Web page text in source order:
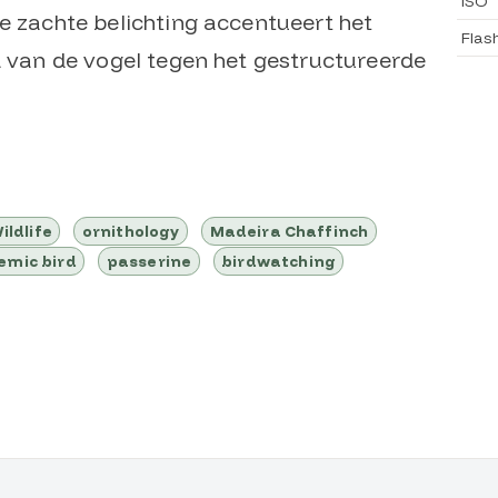
zachte belichting accentueert het
de vogel tegen het gestructureerde
ornithology
Madeira Chaffinch
bird
passerine birdwatching